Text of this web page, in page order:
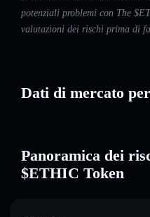
potenziali problemi con The
valutazioni dei rischi prima di
Dati di mercato
Panoramica dei
$ETHIC Token